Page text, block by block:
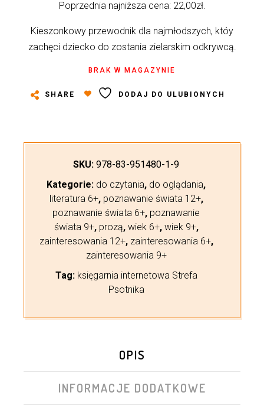
wynosiła:
34,00zł.
wynosi:
22,00zł.
Poprzednia najniższa cena: 22,00zł.
Kieszonkowy przewodnik dla najmłodszych, któy
zachęci dziecko do zostania zielarskim odkrywcą.
BRAK W MAGAZYNIE
SHARE DODAJ DO ULUBIONYCH
SKU: 978-83-951480-1-9
Kategorie: do czytania, do oglądania,
literatura 6+, poznawanie świata 12+,
poznawanie świata 6+, poznawanie
świata 9+, prozą, wiek 6+, wiek 9+,
zainteresowania 12+, zainteresowania 6+,
zainteresowania 9+
Tag: księgarnia internetowa Strefa
Psotnika
OPIS
INFORMACJE DODATKOWE